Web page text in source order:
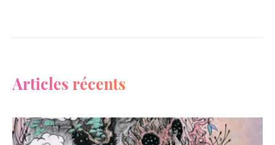
Articles récents